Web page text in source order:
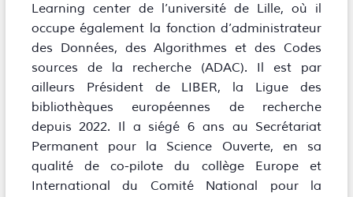
Learning center de l’université de Lille, où il
occupe également la fonction d’administrateur
des Données, des Algorithmes et des Codes
sources de la recherche (ADAC). Il est par
ailleurs Président de LIBER, la Ligue des
bibliothèques européennes de recherche
depuis 2022. Il a siégé 6 ans au Secrétariat
Permanent pour la Science Ouverte, en sa
qualité de co-pilote du collège Europe et
International du Comité National pour la